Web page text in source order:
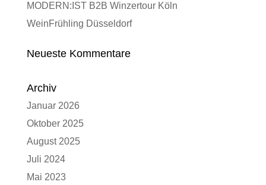
MODERN:IST B2B Winzertour Köln
WeinFrühling Düsseldorf
Neueste Kommentare
Archiv
Januar 2026
Oktober 2025
August 2025
Juli 2024
Mai 2023